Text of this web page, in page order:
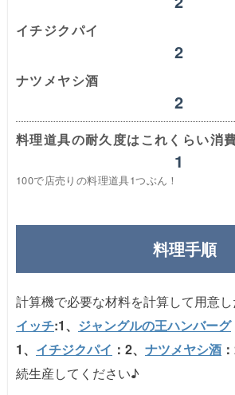
イチジクパイ
ナツメヤシ酒
料理道具の耐久度はこれくらい消
100で店売りの料理道具1つぶん！
料理手順
計算機で必要な材料を計算して用意し
イッチ:1、 ジャングルの王ハンバーグ
1、 イチジクパイ ：2、 ナツメヤシ酒
続生産してください♪